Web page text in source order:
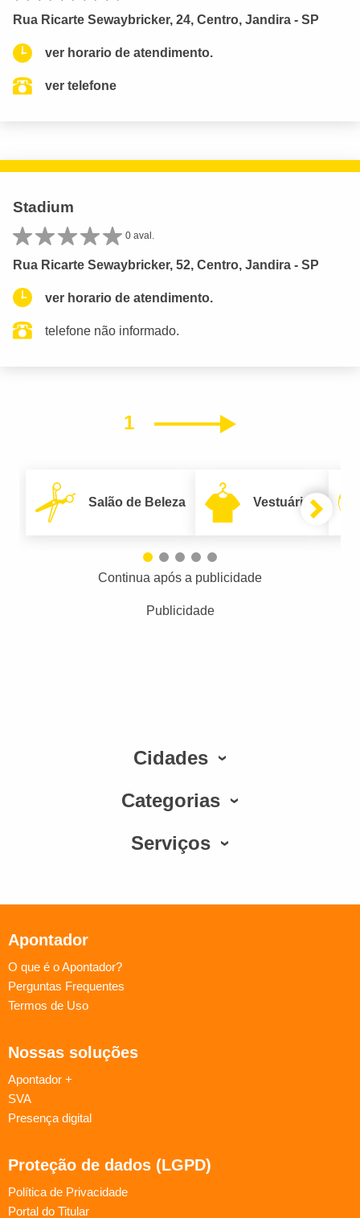
Rua Ricarte Sewaybricker, 24, Centro, Jandira - SP
ver horario de atendimento.
ver telefone
Stadium
0 aval.
Rua Ricarte Sewaybricker, 52, Centro, Jandira - SP
ver horario de atendimento.
telefone não informado.
1 Próximo
Salão de Beleza Vestuário
Continua após a publicidade
Publicidade
Cidades
Categorias
Serviços
Apontador
O que é o Apontador?
Perguntas Frequentes
Termos de Uso
Nossas soluções
Apontador +
SVA
Presença digital
Proteção de dados (LGPD)
Política de Privacidade
Portal do Titular